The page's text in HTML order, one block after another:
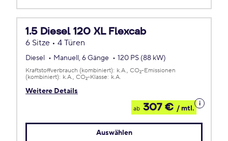
1.5 Diesel 120 XL Flexcab
6 Sitze • 4 Türen
Diesel Manuell, 6 Gänge 120 PS (88 kW)
Weitere Details
Kraftstoffverbrauch (kombiniert): k.A. CO2-Emissionen
(kombiniert): k.A. CO2-Klasse: k.A.
ab 307 € / mtl.
Details
zum
Auswählen